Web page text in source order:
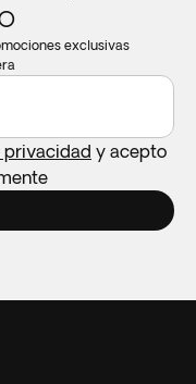
exclusivas
privacidad y acepto